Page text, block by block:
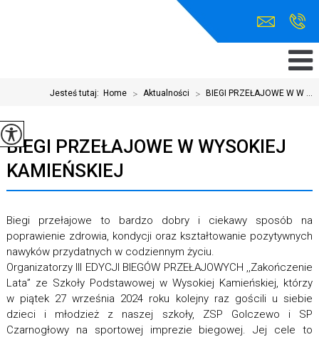
Jesteś tutaj: Home > Aktualności > BIEGI PRZEŁAJOWE W W ...
BIEGI PRZEŁAJOWE W WYSOKIEJ
KAMIEŃSKIEJ
Biegi przełajowe to bardzo dobry i ciekawy sposób na
poprawienie zdrowia, kondycji oraz kształtowanie pozytywnych
nawyków przydatnych w codziennym życiu.
Organizatorzy III EDYCJI BIEGÓW PRZEŁAJOWYCH ,,Zakończenie
Lata” ze Szkoły Podstawowej w Wysokiej Kamieńskiej, którzy
w piątek 27 września 2024 roku kolejny raz gościli u siebie
dzieci i młodzież z naszej szkoły, ZSP Golczewo i SP
Czarnogłowy na sportowej imprezie biegowej. Jej cele to